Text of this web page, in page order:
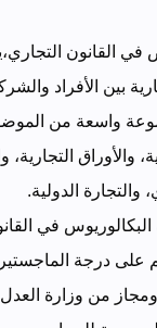
القانون
بين الأفراد
واسعة من
والأوراق التجارية،
والتجارة الدولية.
في
على درجة
. ومجاز من وزارة